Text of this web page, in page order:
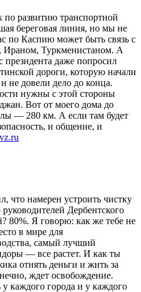
по развитию транспортной
береговая линия, но мы не
по Каспию может быть связь с
Ираном, Туркменистаном. А
президента даже попросил
дороги, которую начали
не довели дело до конца.
нужны с этой стороны
Вот от моего дома до
— 280 км. А если там будет
и общение, и
что намерен устроить чистку
Дербентского
80%. Я говорю: как же тебе не
в мире для
самый лучший
— все растет. И как ты
отнять деньги и жить за
ждет освобождение.
каждого города и у каждого